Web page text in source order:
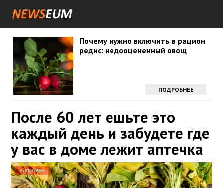
Почему нужно включить в рацион
редис: недооцененный овощ
ПОДРОБНЕЕ
После 60 лет ешьте это
каждый день и забудете где
у вас в доме лежит аптечка
ЗДОРОВЬЕ